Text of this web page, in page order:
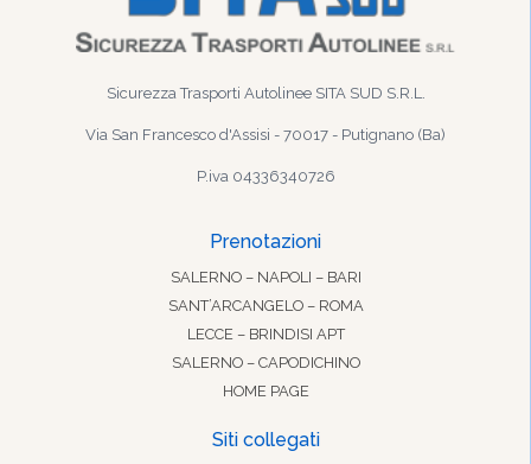
Sicurezza Trasporti Autolinee SITA SUD S.R.L.
Via San Francesco d'Assisi - 70017 - Putignano (Ba)
P.iva 04336340726
Prenotazioni
SALERNO – NAPOLI – BARI
SANT’ARCANGELO – ROMA
LECCE – BRINDISI APT
SALERNO – CAPODICHINO
HOME PAGE
Siti collegati